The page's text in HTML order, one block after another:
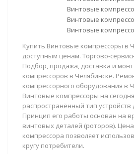
Винтовые
Винтовые
Винтовые
Купить Винтовые компрессоры в
доступным ценам. Торгово-
Подбор, продажа, доставка и
компрессоров в Челябинске.
компрессорного оборудования в
Винтовые компрессоры на
распространённый тип устройств
Принцип его работы основан на
винтовых деталей (роторов).
компрессора позволяет
кругу потребители.